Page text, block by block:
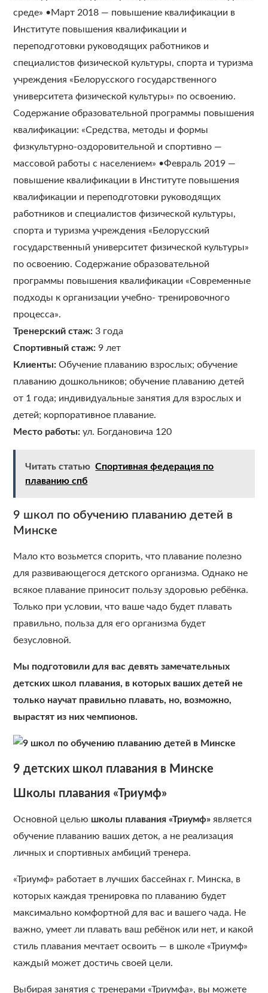
среде» •Март 2018 — повышение квалификации в
Институте повышения квалификации и
переподготовки руководящих работников и
специалистов физической культуры, спорта и туризма
учреждения «Белорусского государственного
университета физической культуры» по освоению.
Содержание образовательной программы повышения
квалификации: «Средства, методы и формы
физкультурно-оздоровительной и спортивно —
массовой работы с населением» •Февраль 2019 —
повышение квалификации в Институте повышения
квалификации и переподготовки руководящих
работников и специалистов физической культуры,
спорта и туризма учреждения «Белорусский
государственный университет физической культуры»
по освоению. Содержание образовательной
программы повышения квалификации «Современные
подходы к организации учебно- тренировочного
процесса».
Тренерский стаж: 3 года
Спортивный стаж: 9 лет
Клиенты: Обучение плаванию взрослых; обучение
плаванию дошкольников; обучение плаванию детей
от 1 года; индивидуальные занятия для взрослых и
детей; корпоративное плавание.
Место работы: ул. Богдановича 120
Читать статью Спортивная федерация по
плаванию спб
9 школ по обучению плаванию детей в
Минске
Мало кто возьмется спорить, что плавание полезно
для развивающегося детского организма. Однако не
всякое плавание приносит пользу здоровью ребёнка.
Только при условии, что ваше чадо будет плавать
правильно, польза для его организма будет
безусловной.
Мы подготовили для вас девять замечательных
детских школ плавания, в которых ваших детей не
только научат правильно плавать, но, возможно,
вырастят из них чемпионов.
9 детских школ плавания в Минске
Школы плавания «Триумф»
Основной целью школы плавания «Триумф» является
обучение плаванию ваших деток, а не реализация
личных и спортивных амбиций тренера.
«Триумф» работает в лучших бассейнах г. Минска, в
которых каждая тренировка по плаванию будет
максимально комфортной для вас и вашего чада. Не
важно, умеет ли плавать ваш ребёнок или нет, и какой
стиль плавания мечтает освоить — в школе «Триумф»
каждый может достичь своей цели.
Выбирая занятия с тренерами «Триумфа», вы можете